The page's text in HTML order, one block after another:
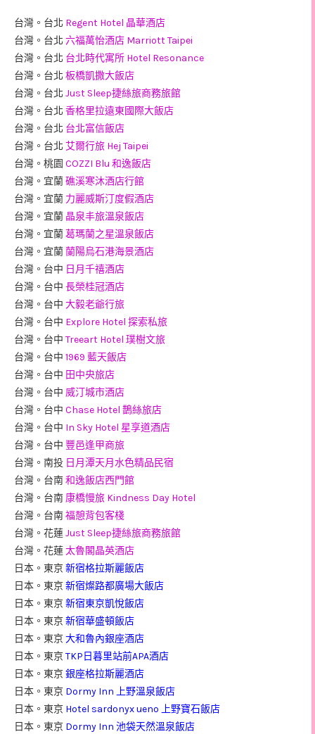
台灣。台北 Regent Hotel 晶華酒店
台灣。台北 六福萬怡酒店 Marriott Taipei
台灣。台北 台北時代寓所 Hotel Resonance
台灣。台北 板橋凱撒大飯店
台灣。台北 Just Sleep捷絲旅商務旅館
台灣。台北 香格里拉遠東國際大飯店
台灣。台北 台北富信飯店
台灣。台北 艾爾行旅 Hej Taipei
台灣。桃園 COZZI Blu 和逸飯店
台灣。宜蘭礁溪寒沐酒店行館
台灣。宜蘭 力麗威斯汀度假酒店
台灣。宜蘭 晶泉丰旅溫泉飯店
台灣。宜蘭葛瑪蘭之星溫泉飯店
台灣。宜蘭蘭陽烏石港海景酒店
台灣。台中 日月千禧酒店
台灣。台中 長榮桂冠酒店
台灣。台中 大毅老爺行旅
台灣。台中 Explore Hotel 探索私旅
台灣。台中 Treeart Hotel 璞樹文旅
台灣。台中 1969 藍天飯店
台灣。台中 田中央旅店
台灣。台中 威汀城市酒店
台灣。台中 Chase Hotel 鵲絲旅店
台灣。台中 In Sky Hotel 星享道酒店
台灣。台中 豐邑逢甲商旅
台灣。南投 日月潭天月水色精品民宿
台灣。台南和逸飯店西門館
台灣。台南 康橋慢旅 Kindness Day Hotel
台灣。台南福憩背包客棧
台灣。花蓮Just Sleep捷絲旅商務旅館
台灣。花蓮太魯閣晶英酒店
日本。東京新宿格拉斯麗飯店
日本。東京新宿燦路都廣場大飯店
日本。東京新宿東京凱悅飯店
日本。東京新宿華盛頓飯店
日本。東京大和魯內銀座酒店
日本。東京TKP日暮里站前APA酒店
日本。東京銀座格拉斯麗酒店
日本。東京 Dormy Inn 上野溫泉飯店
日本。東京 Hotel sardonyx ueno 上野寶石飯店
日本。東京 Dormy Inn 池袋天然溫泉飯店